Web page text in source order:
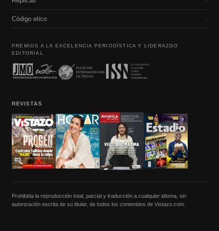
Código etico ›
PREMIOS A LA EXCELENCIA PERIODÍSTICA Y LIDERAZGO
EDITORIAL
REVISTAS
Prohibida la reproducción total, parcial y traducción a cualquier idioma, sin
autorización escrita de su titular, de todos los contenidos de Vistazo.com.